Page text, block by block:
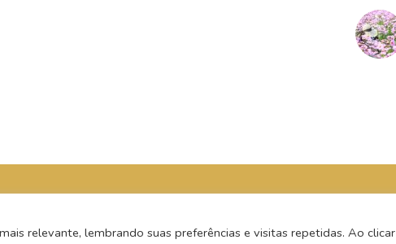
relevante, lembrando suas preferências e visitas repetidas. Ao clicar